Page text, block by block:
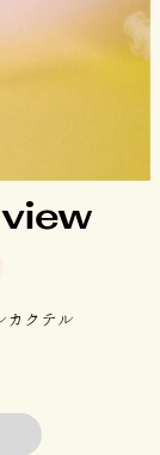
view
カクテル